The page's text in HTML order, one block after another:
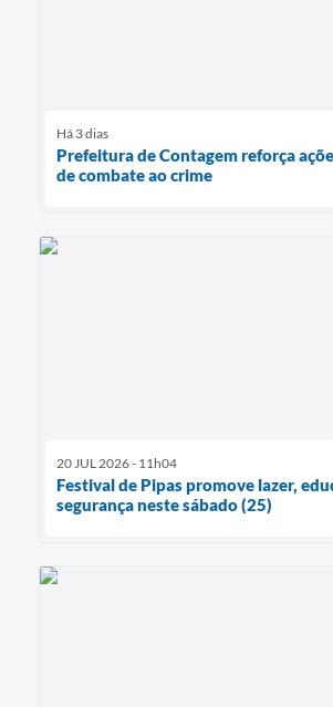
Há 3 dias
Prefeitura de Contagem reforça
de combate ao crime
20 JUL 2026 - 11h04
Festival de Pipas promove lazer,
segurança neste sábado (25)